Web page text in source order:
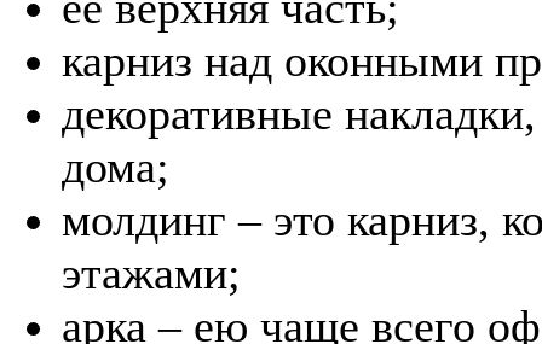
карниз над оконными
декоративные
дома;
молдинг – это карниз,
этажами;
арка – ею чаще всего